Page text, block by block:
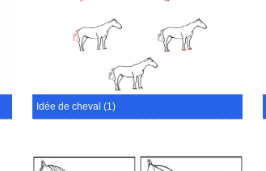
Idée de cheval (1)